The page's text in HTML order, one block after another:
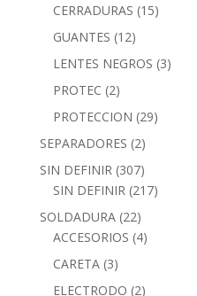
CERRADURAS (15)
GUANTES (12)
LENTES NEGROS (3)
PROTEC (2)
PROTECCION (29)
SEPARADORES (2)
SIN DEFINIR (307)
SIN DEFINIR (217)
SOLDADURA (22)
ACCESORIOS (4)
CARETA (3)
ELECTRODO (2)